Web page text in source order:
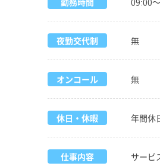
夜勤交代制 無
オンコール 無
休日・休暇 年間休
仕事内容 サービ